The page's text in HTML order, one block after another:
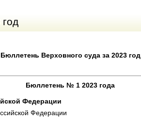
Бюллетень Верховного суда за 2023 год
Бюллетень № 1 2023 года
Федерации
Федерации